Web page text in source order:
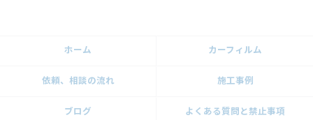
ホーム カーフィルム
依頼、相談の流れ 施工事例
ブログ よくある質問と禁止事項